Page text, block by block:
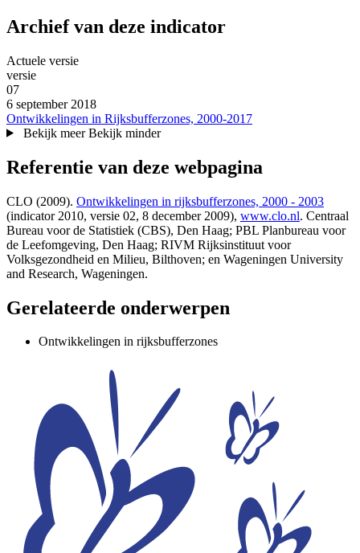
Archief van deze indicator
Actuele versie
versie‎
07
6 september 2018
Ontwikkelingen in Rijksbufferzones, 2000-2017
Bekijk meer Bekijk minder
Referentie van deze webpagina
CLO (2009). Ontwikkelingen in rijksbufferzones, 2000 - 2003
(indicator 2010, versie 02, 8 december 2009), www.clo.nl. Centraal
Bureau voor de Statistiek (CBS), Den Haag; PBL Planbureau voor
de Leefomgeving, Den Haag; RIVM Rijksinstituut voor
Volksgezondheid en Milieu, Bilthoven; en Wageningen University
and Research, Wageningen.
Gerelateerde onderwerpen
Ontwikkelingen in rijksbufferzones